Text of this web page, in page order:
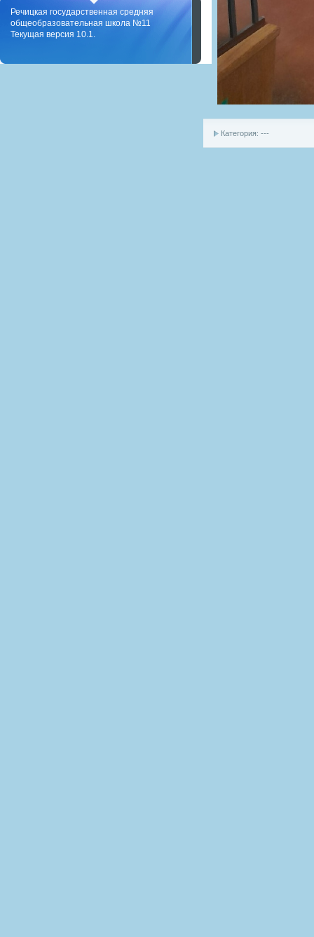
Категория: ---
Речицкая государственная средняя
общеобразовательная школа №11
Текущая версия 10.1.